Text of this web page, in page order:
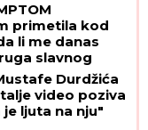
primetila kod
li me danas
slavnog
- OSEĆAJ
prati
Durdžića
video poziva
ljuta na nju"